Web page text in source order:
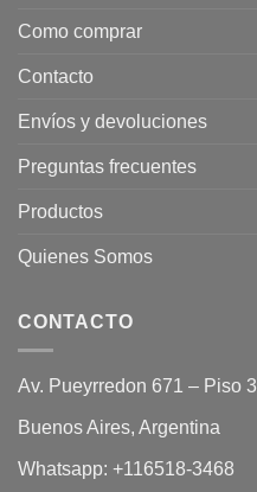
Como comprar
Contacto
Envíos y devoluciones
Preguntas frecuentes
Productos
Quienes Somos
CONTACTO
Av. Pueyrredon 671 – Piso 3
Buenos Aires, Argentina
Whatsapp: +116518-3468